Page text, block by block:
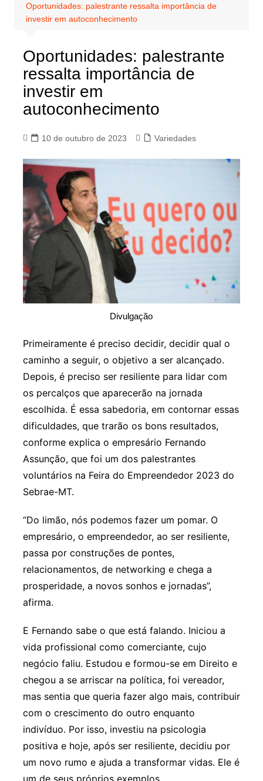
Oportunidades: palestrante ressalta importância de
investir em autoconhecimento
Oportunidades: palestrante
ressalta importância de
investir em
autoconhecimento
10 de outubro de 2023 Variedades
Divulgação
Primeiramente é preciso decidir, decidir qual o
caminho a seguir, o objetivo a ser alcançado.
Depois, é preciso ser resiliente para lidar com
os percalços que aparecerão na jornada
escolhida. É essa sabedoria, em contornar essas
dificuldades, que trarão os bons resultados,
conforme explica o empresário Fernando
Assunção, que foi um dos palestrantes
voluntários na Feira do Empreendedor 2023 do
Sebrae-MT.
“Do limão, nós podemos fazer um pomar. O
empresário, o empreendedor, ao ser resiliente,
passa por construções de pontes,
relacionamentos, de networking e chega a
prosperidade, a novos sonhos e jornadas”,
afirma.
E Fernando sabe o que está falando. Iniciou a
vida profissional como comerciante, cujo
negócio faliu. Estudou e formou-se em Direito e
chegou a se arriscar na política, foi vereador,
mas sentia que queria fazer algo mais, contribuir
com o crescimento do outro enquanto
indivíduo. Por isso, investiu na psicologia
positiva e hoje, após ser resiliente, decidiu por
um novo rumo e ajuda a transformar vidas. Ele é